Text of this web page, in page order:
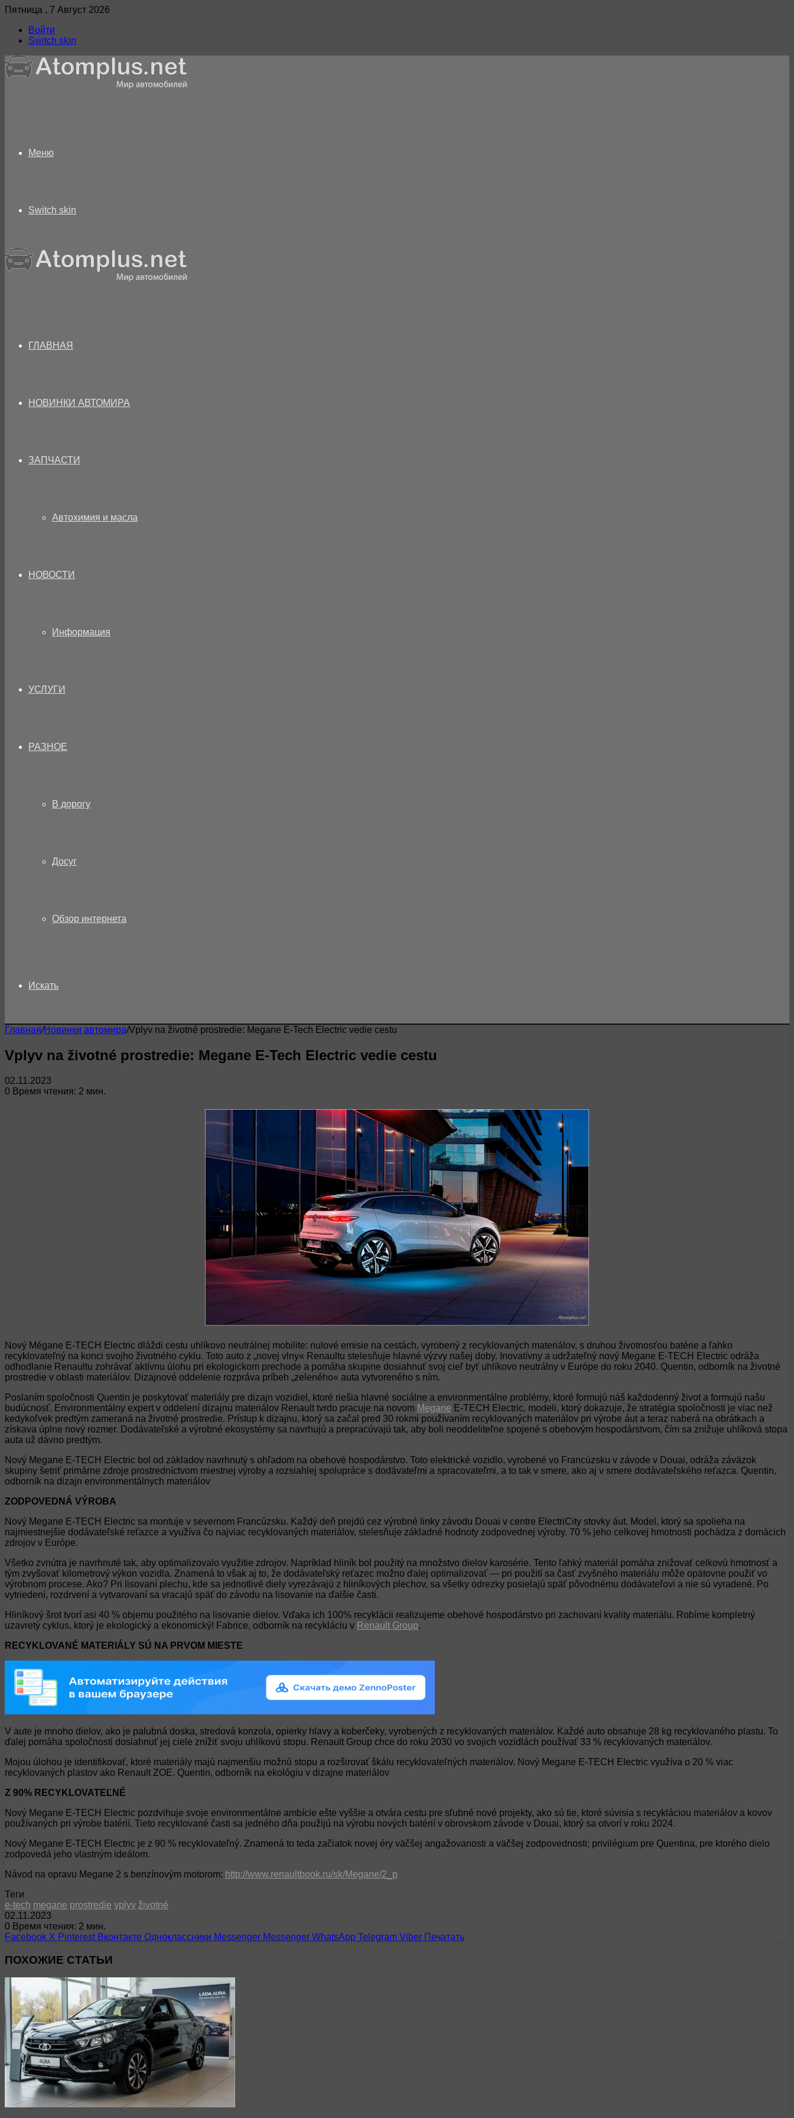
Пятница , 7 Август 2026
Войти
Switch skin
Меню
Switch skin
ГЛАВНАЯ
НОВИНКИ АВТОМИРА
ЗАПЧАСТИ
Автохимия и масла
НОВОСТИ
Информация
УСЛУГИ
РАЗНОЕ
В дорогу
Досуг
Обзор интернета
Искать
Главная/Новинки автомира/Vplyv na životné prostredie: Megane E-Tech Electric vedie cestu
Vplyv na životné prostredie: Megane E-Tech Electric vedie cestu
02.11.2023
0 Время чтения: 2 мин.
Nový Mégane E-TECH Electric dláždi cestu uhlíkovo neutrálnej mobilite: nulové emisie na cestách, vyrobený z recyklovaných materiálov, s druhou životnosťou batérie a ľahko
recyklovateľný na konci svojho životného cyklu. Toto auto z „novej vlny« Renaultu stelesňuje hlavné výzvy našej doby. Inovatívny a udržateľný nový Megane E-TECH Electric odráža
odhodlanie Renaultu zohrávať aktívnu úlohu pri ekologickom prechode a pomáha skupine dosiahnuť svoj cieľ byť uhlíkovo neutrálny v Európe do roku 2040. Quentin, odborník na životné
prostredie v oblasti materiálov. Dizajnové oddelenie rozpráva príbeh „zeleného« auta vytvoreného s ním.
Poslaním spoločnosti Quentin je poskytovať materiály pre dizajn vozidiel, ktoré riešia hlavné sociálne a environmentálne problémy, ktoré formujú náš každodenný život a formujú našu
budúcnosť. Environmentálny expert v oddelení dizajnu materiálov Renault tvrdo pracuje na novom Megane E-TECH Electric, modeli, ktorý dokazuje, že stratégia spoločnosti je viac než
kedykoľvek predtým zameraná na životné prostredie. Prístup k dizajnu, ktorý sa začal pred 30 rokmi používaním recyklovaných materiálov pri výrobe áut a teraz naberá na obrátkach a
získava úplne nový rozmer. Dodávateľské a výrobné ekosystémy sa navrhujú a prepracúvajú tak, aby boli neoddeliteľne spojené s obehovým hospodárstvom, čím sa znižuje uhlíková stopa
auta už dávno predtým.
Nový Megane E-TECH Electric bol od základov navrhnutý s ohľadom na obehové hospodárstvo. Toto elektrické vozidlo, vyrobené vo Francúzsku v závode v Douai, odráža záväzok
skupiny šetriť primárne zdroje prostredníctvom miestnej výroby a rozsiahlej spolupráce s dodávateľmi a spracovateľmi, a to tak v smere, ako aj v smere dodávateľského reťazca. Quentin,
odborník na dizajn environmentálnych materiálov
ZODPOVEDNÁ VÝROBA
Nový Megane E-TECH Electric sa montuje v severnom Francúzsku. Každý deň prejdú cez výrobné linky závodu Douai v centre ElectriCity stovky áut. Model, ktorý sa spolieha na
najmiestnejšie dodávateľské reťazce a využíva čo najviac recyklovaných materiálov, stelesňuje základné hodnoty zodpovednej výroby. 70 % jeho celkovej hmotnosti pochádza z domácich
zdrojov v Európe.
Všetko zvnútra je navrhnuté tak, aby optimalizovalo využitie zdrojov. Napríklad hliník bol použitý na množstvo dielov karosérie. Tento ľahký materiál pomáha znižovať celkovú hmotnosť a
tým zvyšovať kilometrový výkon vozidla. Znamená to však aj to, že dodávateľský reťazec možno ďalej optimalizovať — pri použití sa časť zvyšného materiálu môže opätovne použiť vo
výrobnom procese. Ako? Pri lisovaní plechu, kde sa jednotlivé diely vyrezávajú z hliníkových plechov, sa všetky odrezky posielajú späť pôvodnému dodávateľovi a nie sú vyradené. Po
vytriedení, rozdrvení a vytvarovaní sa vracajú späť do závodu na lisovanie na ďalšie časti.
Hliníkový šrot tvorí asi 40 % objemu použitého na lisovanie dielov. Vďaka ich 100% recyklácii realizujeme obehové hospodárstvo pri zachovaní kvality materiálu. Robíme kompletný
uzavretý cyklus, ktorý je ekologický a ekonomický! Fabrice, odborník na recykláciu v Renault Group.
RECYKLOVANÉ MATERIÁLY SÚ NA PRVOM MIESTE
V aute je mnoho dielov, ako je palubná doska, stredová konzola, opierky hlavy a koberčeky, vyrobených z recyklovaných materiálov. Každé auto obsahuje 28 kg recyklovaného plastu. To
ďalej pomáha spoločnosti dosiahnuť jej ciele znížiť svoju uhlíkovú stopu. Renault Group chce do roku 2030 vo svojich vozidlách používať 33 % recyklovaných materiálov.
Mojou úlohou je identifikovať, ktoré materiály majú najmenšiu možnú stopu a rozširovať škálu recyklovateľných materiálov. Nový Megane E-TECH Electric využíva o 20 % viac
recyklovaných plastov ako Renault ZOE. Quentin, odborník na ekológiu v dizajne materiálov
Z 90% RECYKLOVATEĽNÉ
Nový Megane E-TECH Electric pozdvihuje svoje environmentálne ambície ešte vyššie a otvára cestu pre sľubné nové projekty, ako sú tie, ktoré súvisia s recykláciou materiálov a kovov
používaných pri výrobe batérií. Tieto recyklované časti sa jedného dňa použijú na výrobu nových batérií v obrovskom závode v Douai, ktorý sa otvorí v roku 2024.
Nový Megane E-TECH Electric je z 90 % recyklovateľný. Znamená to teda začiatok novej éry väčšej angažovanosti a väčšej zodpovednosti; privilégium pre Quentina, pre ktorého dielo
zodpovedá jeho vlastným ideálom.
Návod na opravu Megane 2 s benzínovým motorom: http://www.renaultbook.ru/sk/Megane/2_p
Теги
e-tech megane prostredie vplyv životné
02.11.2023
0 Время чтения: 2 мин.
Facebook X Pinterest Вконтакте Одноклассники Messenger Messenger WhatsApp Telegram Viber Печатать
ПОХОЖИЕ СТАТЬИ